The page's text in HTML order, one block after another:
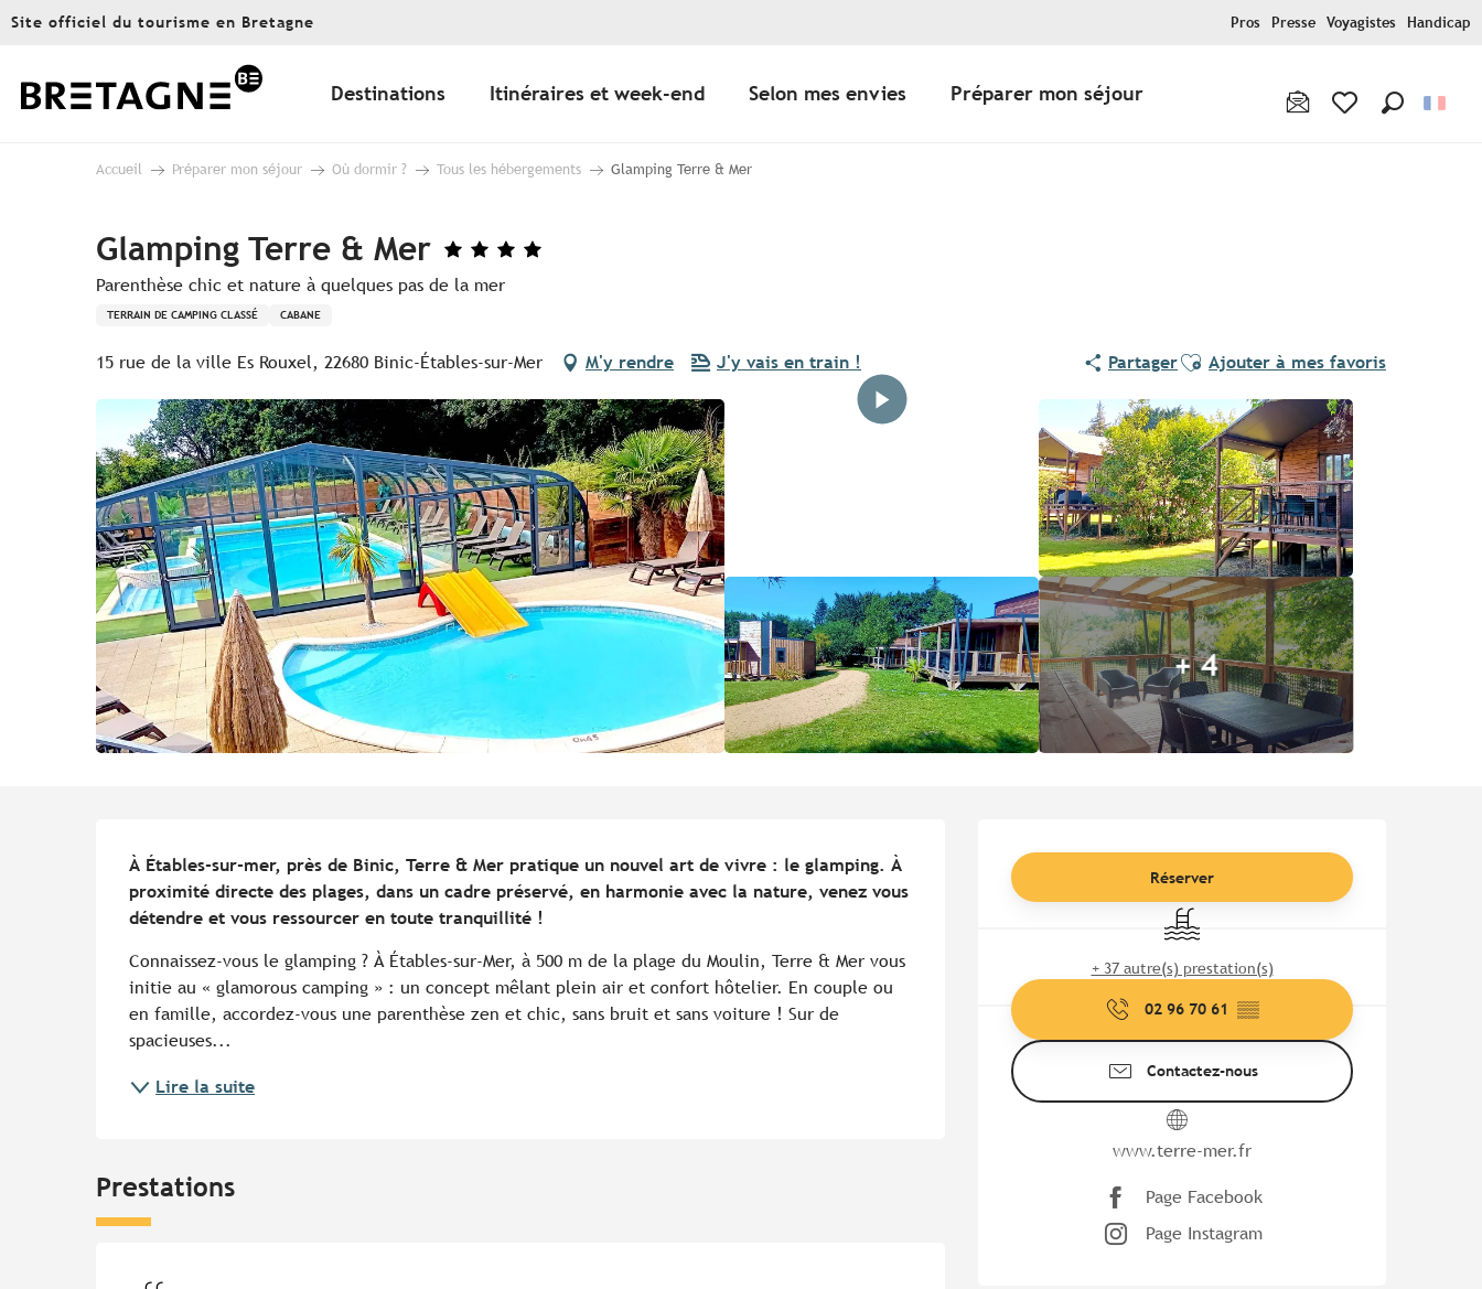
Aller
principal
Site officiel du tourisme en Bretagne Pros Presse Voyagistes Handicap
Destinations Itinéraires et week-end Selon mes envies Préparer mon séjour
Accueil Préparer mon séjour Où dormir ? Tous les hébergements Glamping Terre & Mer
Glamping Terre & Mer
Parenthèse chic et nature à quelques pas de la mer
TERRAIN DE CAMPING CLASSÉ CABANE
15 rue de la ville Es Rouxel, 22680 Binic-Étables-sur-Mer M'y rendre J'y vais en train ! PartagerAjouter aux favoris
Ajouter à mes favoris
+ 4
Ouverture et coordonnées
Réserver
Piscine
+ 37 autre(s) prestation(s)
02 96 70 61 ▒▒
Contactez-nous
www.terre-mer.fr
Page Facebook
Page Instagram
À Étables-sur-mer, près de Binic, Terre & Mer pratique un nouvel art de vivre : le glamping. À
proximité directe des plages, dans un cadre préservé, en harmonie avec la nature, venez vous
détendre et vous ressourcer en toute tranquillité !
Connaissez-vous le glamping ? À Étables-sur-Mer, à 500 m de la plage du Moulin, Terre & Mer vous
initie au « glamorous camping » : un concept mêlant plein air et confort hôtelier. En couple ou
en famille, accordez-vous une parenthèse zen et chic, sans bruit et sans voiture ! Sur de
spacieuses...
Lire la suite
Prestations